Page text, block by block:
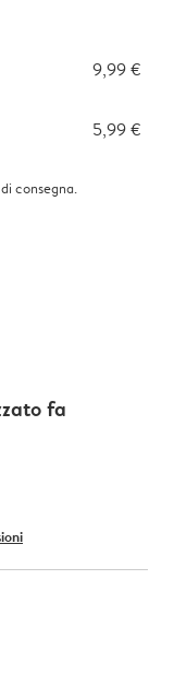
9,99 €
5,99 €
consegna.
fa